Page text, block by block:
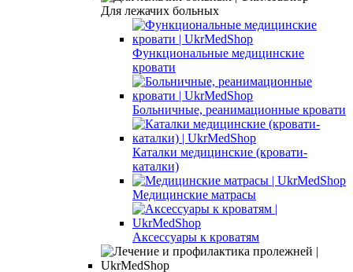
Для лежачих больных
Функциональные медицинские
кровати
Больничные, реанимационные кровати
Каталки медицинские (кровати-
каталки)
Медицинские матрасы
Аксессуары к кроватям